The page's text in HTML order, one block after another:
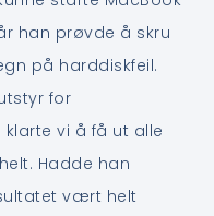
han prøvde å skru
på harddiskfeil.
for
vi å få ut alle
Hadde han
vært helt